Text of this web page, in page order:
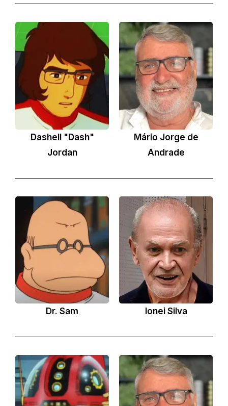
Dashell "Dash"
Jordan
Mário Jorge de
Andrade
Dr. Sam Ionei Silva